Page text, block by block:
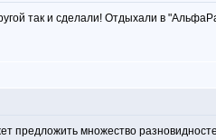
так и сделали! Отдыхали в
предложить множество